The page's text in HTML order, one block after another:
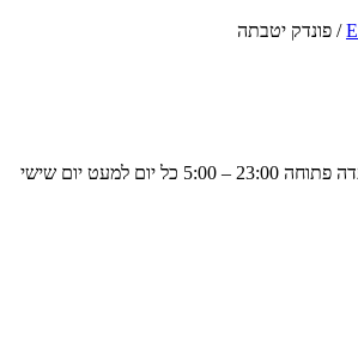
/ פונדק יטבתה
המסעדה פתוחה 23:00 – 5:00 כל יום למעט יום שישי